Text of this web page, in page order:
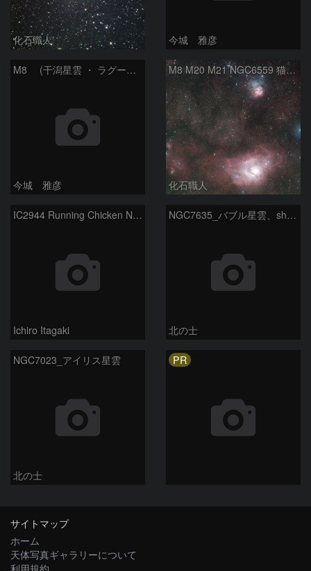
化石職人 今城 雅彦
M8 (干潟星雲 ・ ラグーン（Lagoon）星雲)
今城 雅彦
M8 M20 M21 NGC6559 猫の手星雲 いて座
化石職人
IC2944 Running Chicken Nebula
Ichiro Itagaki
NGC7635_バブル星雲、sh2-157_くわがた星雲
北の士
NGC7023_アイリス星雲
北の士
PR
サイトマップ
ホーム
天体写真ギャラリーについて